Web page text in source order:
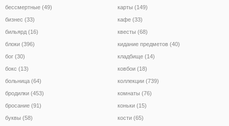
бессмертные (49)
бизнес (33)
бильярд (16)
блоки (396)
бог (30)
бокс (13)
больница (64)
бродилки (453)
бросание (91)
буквы (58)
карты (149)
кафе (33)
квесты (68)
кидание предметов (40)
кладбище (14)
ковбои (18)
коллекции (739)
комнаты (76)
коньки (15)
кости (65)